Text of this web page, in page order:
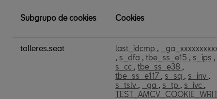
de
Subgrupo de cookies Cookies
talleres.seat last_idcmp ,
, s_dfa ,tbe_ss_e15 , s_ips ,
s_cc ,tbe_ss_e38 ,
tbe_ss_e117 , s_sq , s_inv ,
s_tslv , _ga , s_tp , s_ivc ,